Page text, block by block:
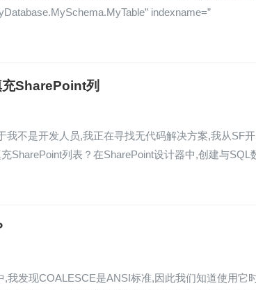
indexname=”
SharePoint列
不是开发人员,我正在寻找无代码解决方案,我从SF开
SharePoint列表？在SharePoint设计器中,创建与SQL
发现COALESCE是ANSI标准,因此我们知道使用它